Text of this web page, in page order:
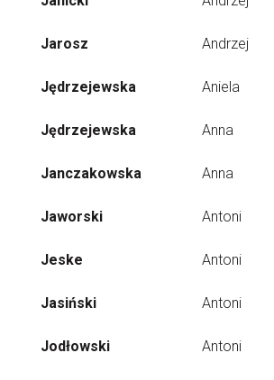
Jarosz Andrzej
Jędrzejewska Aniela
Jędrzejewska Anna
Janczakowska Anna
Jaworski Antoni
Jeske Antoni
Jasiński Antoni
Jodłowski Antoni